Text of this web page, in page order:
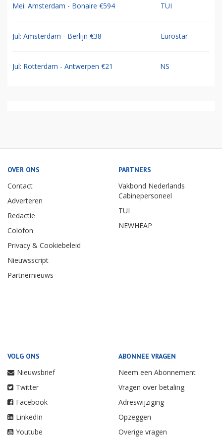
Mei: Amsterdam - Bonaire €594 TUI
Jul: Amsterdam - Berlijn €38 Eurostar
Jul: Rotterdam - Antwerpen €21 NS
OVER ONS
Contact
Adverteren
Redactie
Colofon
Privacy & Cookiebeleid
Nieuwsscript
Partnernieuws
PARTNERS
Vakbond Nederlands
Cabinepersoneel
TUI
NEWHEAP
VOLG ONS
Nieuwsbrief
Twitter
Facebook
LinkedIn
Youtube
ABONNEE VRAGEN
Neem een Abonnement
Vragen over betaling
Adreswijziging
Opzeggen
Overige vragen